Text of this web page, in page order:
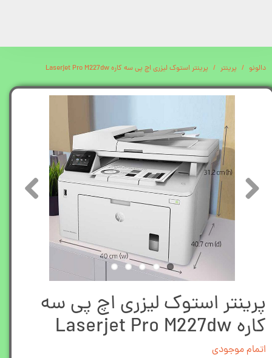
دالونو پرینتر پرینتر استوک لیزری اچ پی سه کاره Laserjet Pro M227dw
پرینتر استوک لیزری اچ پی سه
کاره Laserjet Pro M227dw
اتمام موجودی